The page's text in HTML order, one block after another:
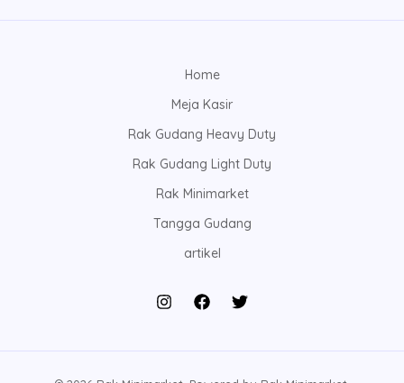
Home
Meja Kasir
Rak Gudang Heavy Duty
Rak Gudang Light Duty
Rak Minimarket
Tangga Gudang
artikel